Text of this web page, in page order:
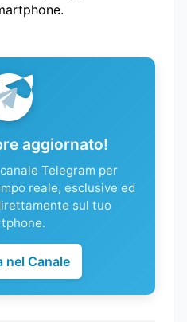
aggiornato!
Telegram per
reale, esclusive ed
sul tuo
nel Canale